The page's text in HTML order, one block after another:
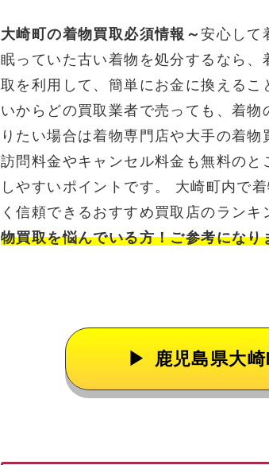
大崎町の着物買取必須情報～安心して
眠っていた古い着物を処分するなら
取を利用して、簡単にお金に換える
いからどの買取業者で売っても、着
りたい場合は着物専門店や大手の着
訪問料金やキャンセル料金も無料のと
しやすいポイントです。 大崎町内で
く信頼できるおすすめ買取店のラン
物買取を悩んでいる方！ご参考になり
鹿児島県大